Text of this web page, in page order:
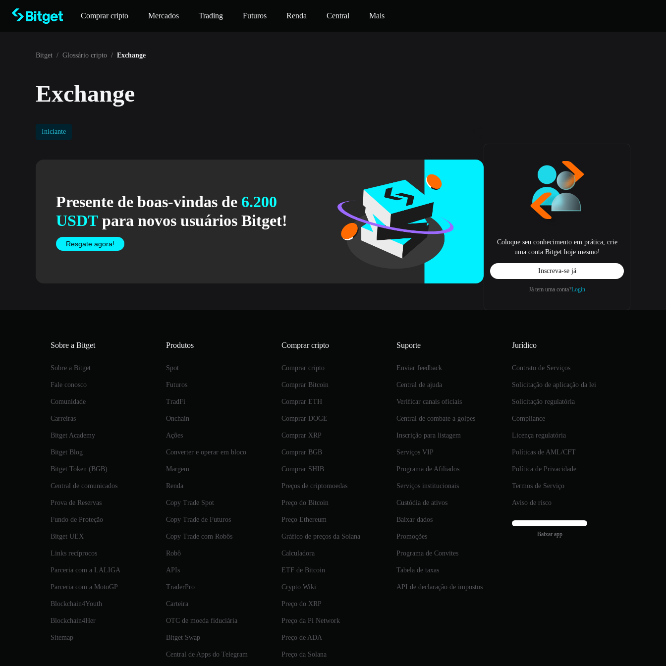
Comprar cripto Mercados Trading Futuros Renda Central Mais
Bitget / Glossário cripto / Exchange
Exchange
Iniciante
Presente de boas-vindas de 6.200
USDTpara novos usuários Bitget!
Resgate agora!
Coloque seu conhecimento em prática, crie
uma conta Bitget hoje mesmo!
Inscreva-se já
Já tem uma conta?Login
Sobre a Bitget
Sobre a Bitget
Fale conosco
Comunidade
Carreiras
Bitget Academy
Bitget Blog
Bitget Token (BGB)
Central de comunicados
Prova de Reservas
Fundo de Proteção
Bitget UEX
Links recíprocos
Parceria com a LALIGA
Parceria com a MotoGP
Blockchain4Youth
Blockchain4Her
Sitemap
Produtos
Spot
Futuros
TradFi
Onchain
Ações
Converter e operar em bloco
Margem
Renda
Copy Trade Spot
Copy Trade de Futuros
‌Copy Trade com Robôs
Robô
APIs
TraderPro
Carteira
OTC de moeda fiduciária
Bitget Swap
Central de Apps do Telegram
Comprar cripto
Comprar cripto
Comprar Bitcoin
Comprar ETH
Comprar DOGE
Comprar XRP
Comprar BGB
Comprar SHIB
Preços de criptomoedas
Preço do Bitcoin
Preço Ethereum
Gráfico de preços da Solana
Calculadora
ETF de Bitcoin
Crypto Wiki
Preço do XRP
Preço da Pi Network
Preço de ADA
Preço da Solana
Suporte
Enviar feedback
Central de ajuda
Verificar canais oficiais
Central de combate a golpes
Inscrição para listagem
Serviços VIP
Programa de Afiliados
Serviços institucionais
Custódia de ativos
Baixar dados
Promoções
Programa de Convites
Tabela de taxas
API de declaração de impostos
Jurídico
Contrato de Serviços
Solicitação de aplicação da lei
Solicitação regulatória
Compliance
Licença regulatória
Políticas de AML/CFT
Política de Privacidade
Termos de Serviço
Aviso de risco
Baixar app